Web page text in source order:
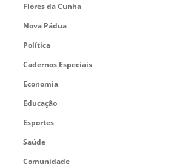
Flores da Cunha
Nova Pádua
Política
Cadernos Especiais
Economia
Educação
Esportes
Saúde
Comunidade